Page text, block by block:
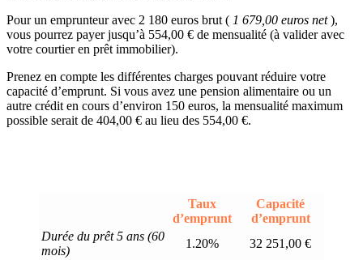
Pour un emprunteur avec 2 180 euros brut ( 1 679,00 euros net),
vous pourrez payer jusqu’à 554,00 € de mensualité (à valider avec
votre courtier en prêt immobilier).
Prenez en compte les différentes charges pouvant réduire votre
capacité d’emprunt. Si vous avez une pension alimentaire ou un
autre crédit en cours d’environ 150 euros, la mensualité maximum
possible serait de 404,00 € au lieu des 554,00 €.
Taux
d’emprunt
Capacité
d’emprunt
Durée du prêt 5 ans (60
mois)
1.20%
32 251,00 €